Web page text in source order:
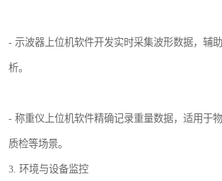
- 示波器上位机软件开发实时采集波形数据，辅
析。
- 称重仪上位机软件精确记录重量数据，适用于
质检等场景。
3. 环境与设备监控